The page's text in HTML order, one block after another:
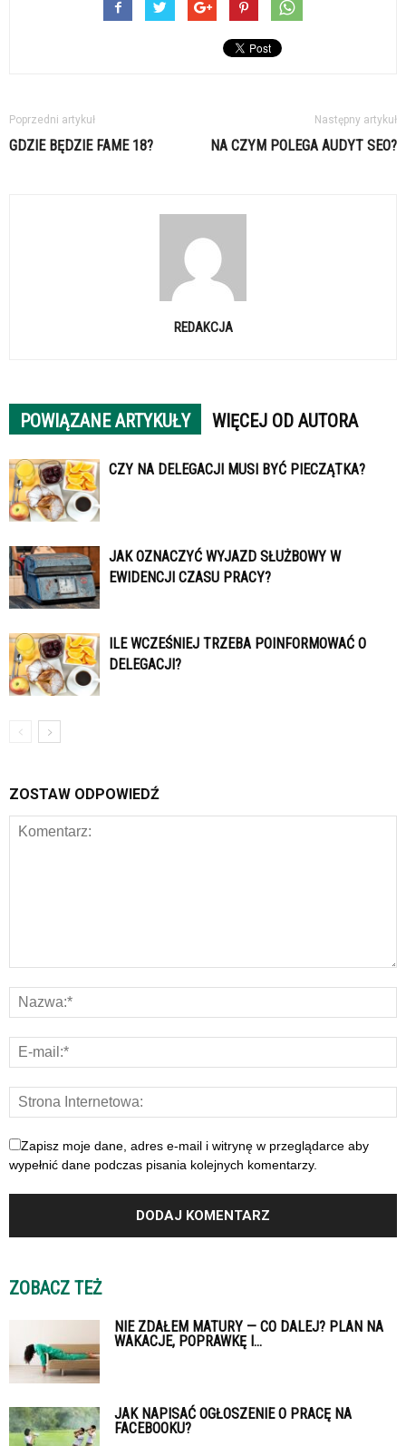
Poprzedni artykuł
GDZIE BĘDZIE FAME 18?
Następny artykuł
NA CZYM POLEGA AUDYT SEO?
REDAKCJA
POWIĄZANE ARTYKUŁY WIĘCEJ OD AUTORA
CZY NA DELEGACJI MUSI BYĆ PIECZĄTKA?
JAK OZNACZYĆ WYJAZD SŁUŻBOWY W
EWIDENCJI CZASU PRACY?
ILE WCZEŚNIEJ TRZEBA POINFORMOWAĆ O
DELEGACJI?
ZOSTAW ODPOWIEDŹ
Zapisz moje dane, adres e-mail i witrynę w przeglądarce aby
wypełnić dane podczas pisania kolejnych komentarzy.
ZOBACZ TEŻ
NIE ZDAŁEM MATURY — CO DALEJ? PLAN NA
WAKACJE, POPRAWKĘ I...
JAK NAPISAĆ OGŁOSZENIE O PRACĘ NA
FACEBOOKU?